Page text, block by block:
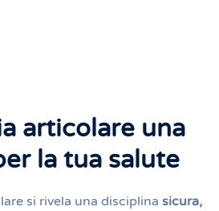
articolare una
la tua salute
si rivela una disciplina sicura,